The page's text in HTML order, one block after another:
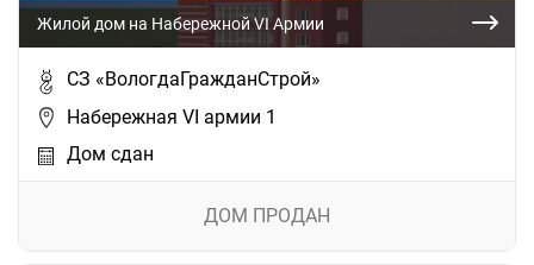
Жилой дом на Набережной VI Армии
СЗ «ВологдаГражданСтрой»
Набережная VI армии 1
Дом сдан
ДОМ ПРОДАН